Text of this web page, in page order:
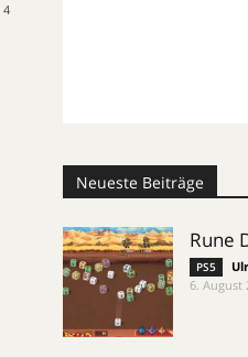
4
Neueste Beiträge
Rune
PS5
6. August